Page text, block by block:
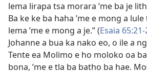
lema lirapa tsa morara ’me ba je
Ba ke ke ba haha ’me e mong a
lema ’me e mong a je.” (Esaia
Johanne a bua ka nako eo, o ile a
Tente ea Molimo e ho moloko oa
bona, ’me e tla ba batho ba hae.